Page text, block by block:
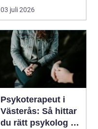
dåligt. Axl...
03 juli 2026
Psykoterapeut i
Västerås: Så hittar
du rätt psykolog i